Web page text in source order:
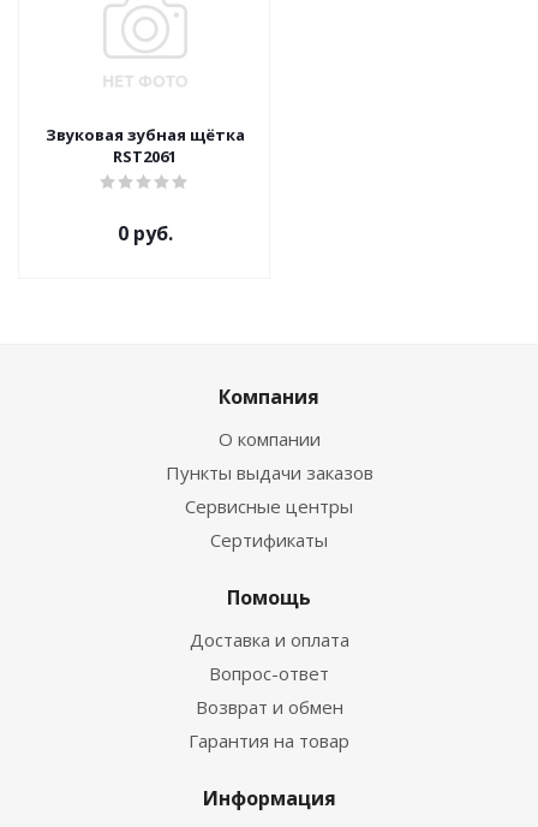
Звуковая зубная щётка
RST2061
0 руб.
Компания
О компании
Пункты выдачи заказов
Сервисные центры
Сертификаты
Помощь
Доставка и оплата
Вопрос-ответ
Возврат и обмен
Гарантия на товар
Информация